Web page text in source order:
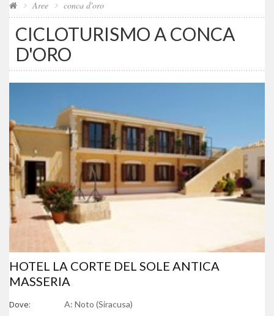
Aree conca d'oro
CICLOTURISMO A CONCA
D'ORO
HOTEL LA CORTE DEL SOLE ANTICA
MASSERIA
Dove:
A: Noto (Siracusa)